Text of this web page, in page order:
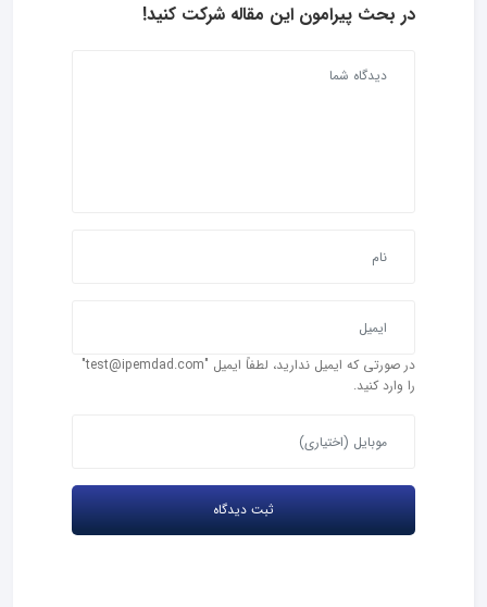
در بحث‌ پیرامون این مقاله شرکت کنید!
در صورتی که ایمیل ندارید، لطفاً ایمیل "test@ipemdad.com"
را وارد کنید.